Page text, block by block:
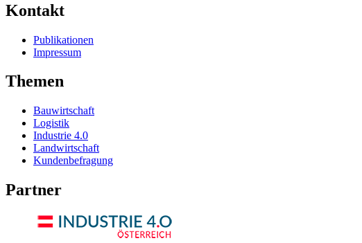
Kontakt
Publikationen
Impressum
Themen
Bauwirtschaft
Logistik
Industrie 4.0
Landwirtschaft
Kundenbefragung
Partner